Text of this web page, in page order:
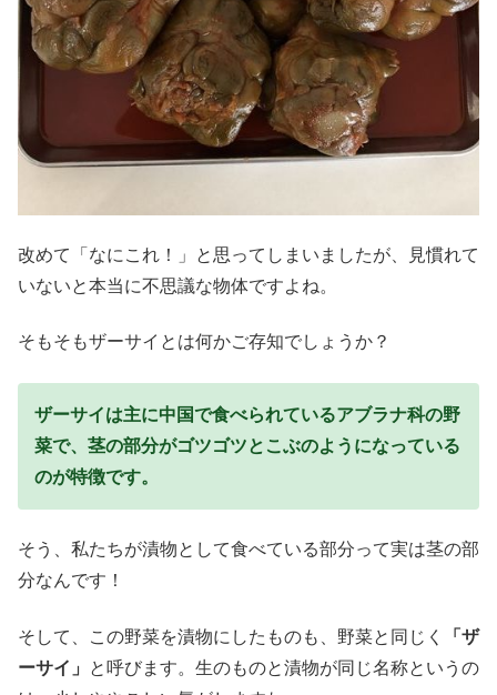
改めて「なにこれ！」と思ってしまいましたが、見慣れて
いないと本当に不思議な物体ですよね。
そもそもザーサイとは何かご存知でしょうか？
ザーサイは主に中国で食べられているアブラナ科の野
菜で、茎の部分がゴツゴツとこぶのようになっている
のが特徴です。
そう、私たちが漬物として食べている部分って実は茎の部
分なんです！
そして、この野菜を漬物にしたものも、野菜と同じく
「ザ
ーサイ」
と呼びます。生のものと漬物が同じ名称というの